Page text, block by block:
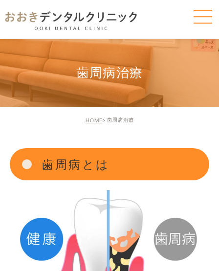
歯周病治療
HOME 歯周病治療
歯周病とは